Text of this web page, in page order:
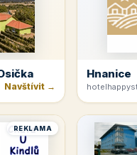
Navštívit →
Hnanice
REKLAMA